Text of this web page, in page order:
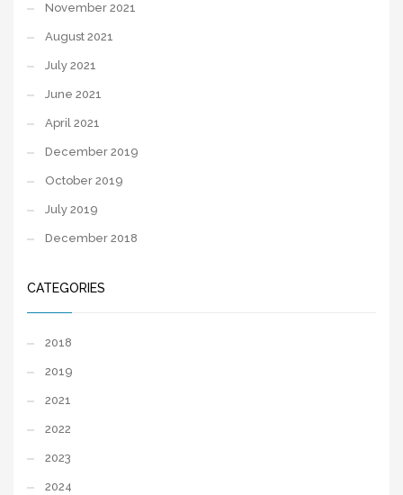
November 2021
August 2021
July 2021
June 2021
April 2021
December 2019
October 2019
July 2019
December 2018
CATEGORIES
2018
2019
2021
2022
2023
2024